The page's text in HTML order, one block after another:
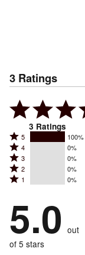
3 Ratings
3 Ratings
Rated
5
stars
by
of
reviewers
5 100%
Rated
4
stars
by
of
reviewers
4 0%
Rated
3
stars
0%
of
reviewers
3 0%
Rated
2
by
0%
of
reviewers
2 0%
Rated
stars
by
0%
of
1 0%
5.0 out
of 5 stars